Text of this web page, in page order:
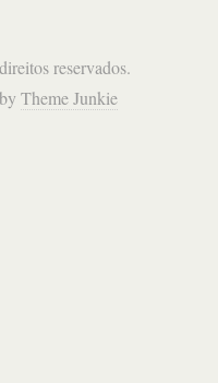
reservados.
Theme Junkie